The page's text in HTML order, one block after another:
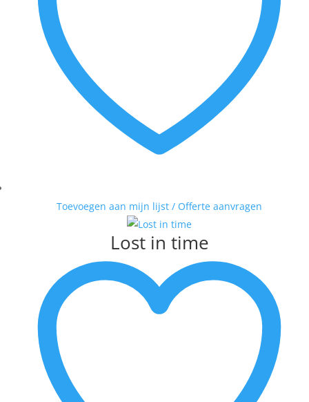
Toevoegen aan mijn lijst / Offerte aanvragen
Lost in time